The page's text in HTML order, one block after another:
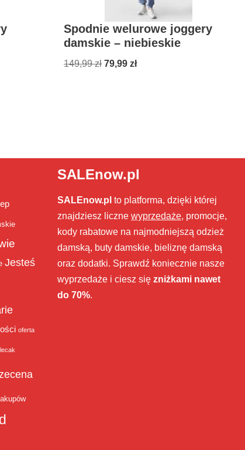
Spodnie welurowe joggery
damskie – niebieskie
149,99zł 79,99 zł
Jesteś
oferta
SALEnow.pl
SALEnow.pl to platforma, dzięki której
znajdziesz liczne wyprzedaże, promocje,
kody rabatowe na najmodniejszą odzież
damską, buty damskie, bieliznę damską
oraz dodatki. Sprawdź koniecznie nasze
wyprzedaże i ciesz się zniżkami nawet
do 70%.